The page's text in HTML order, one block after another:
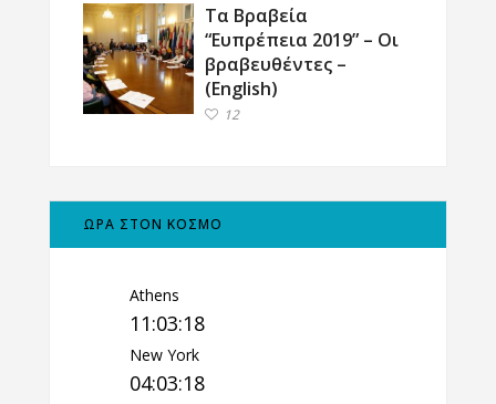
Τα Βραβεία
“Ευπρέπεια 2019” – Οι
βραβευθέντες –
(English)
12
ΩΡΑ ΣΤΟΝ ΚΟΣΜΟ
Athens
11:03:19
New York
04:03:19